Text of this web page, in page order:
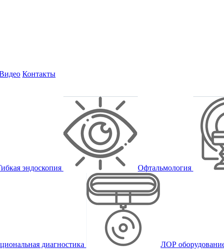
Контакты
эндоскопия Офтальмология
диагностика ЛОР